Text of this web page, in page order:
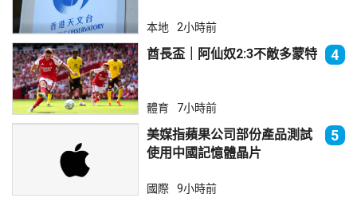
本地 2小時前
酋長盃｜阿仙奴2:3不敵多蒙特 4
體育 7小時前
美媒指蘋果公司部份產品測試
使用中國記憶體晶片
5
國際 9小時前